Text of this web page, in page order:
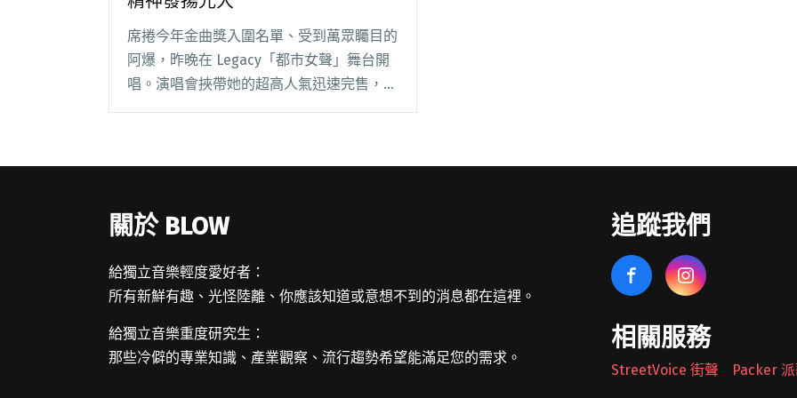
席捲今年金曲獎入圍名單、受到萬眾矚目的
阿爆，昨晚在 Legacy「都市女聲」舞台開
唱。演唱會挾帶她的超高人氣迅速完售，貼
心的阿爆也為了買不到票的粉絲全程直播與
關於 BLOW
給獨立音樂輕度愛好者：
所有新鮮有趣、光怪陸離、你應該知道或意想不到的消息都在這裡。
給獨立音樂重度研究生：
那些冷僻的專業知識、產業觀察、流行趨勢希望能滿足您的需求。
追蹤我們
相關服務
StreetVoice 街聲 Packer